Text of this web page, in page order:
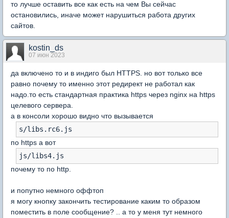
то лучше оставить все как есть на чем Вы сейчас
остановились, иначе может нарушиться работа других
сайтов.
kostin_ds
07 июн 2023
да включено то и в индиго был HTTPS. но вот только все
равно почему то именно этот редирект не работал как
надо.то есть стандартная практика https через nginx на https
целевого сервера.
а в консоли хорошо видно что вызывается
s/libs.rc6.js
по https а вот
js/libs4.js
почему то по http.
и попутно немного оффтоп
я могу кнопку закончить тестирование каким то образом
поместить в поле сообщение? .. а то у меня тут немного